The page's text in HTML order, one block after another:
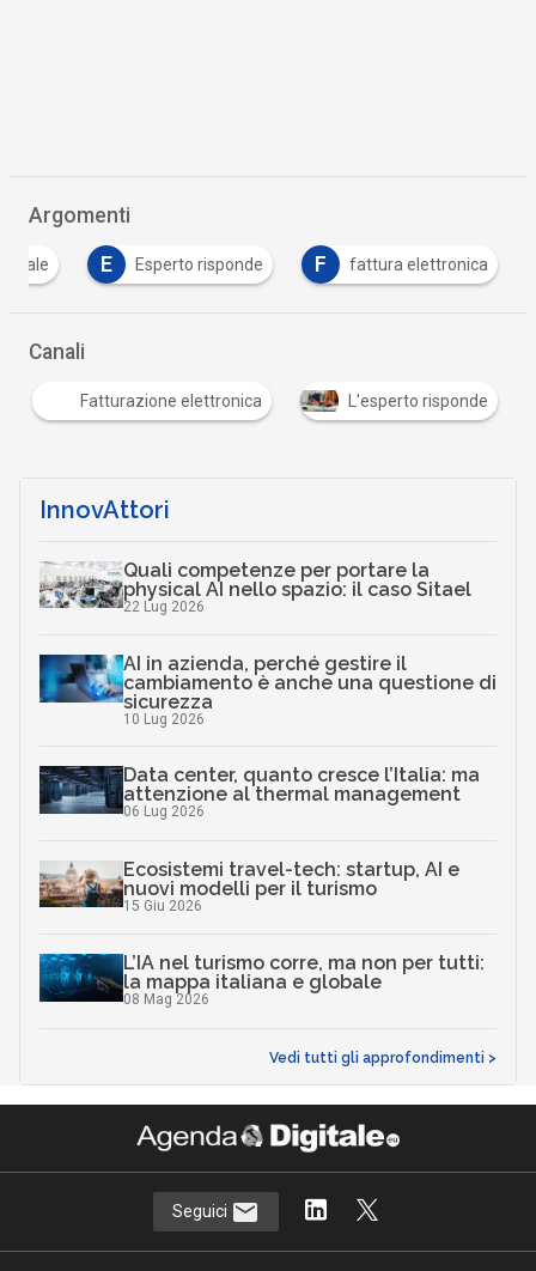
Argomenti
E Esperto risponde F fattura elettronica
Canali
Fatturazione elettronica L'esperto risponde
InnovAttori
Quali competenze per portare la
physical AI nello spazio: il caso Sitael
22 Lug 2026
AI in azienda, perché gestire il
cambiamento è anche una questione di
sicurezza
10 Lug 2026
Data center, quanto cresce l’Italia: ma
attenzione al thermal management
06 Lug 2026
Ecosistemi travel-tech: startup, AI e
nuovi modelli per il turismo
15 Giu 2026
L’IA nel turismo corre, ma non per tutti:
la mappa italiana e globale
08 Mag 2026
Vedi tutti gli approfondimenti >
Seguici